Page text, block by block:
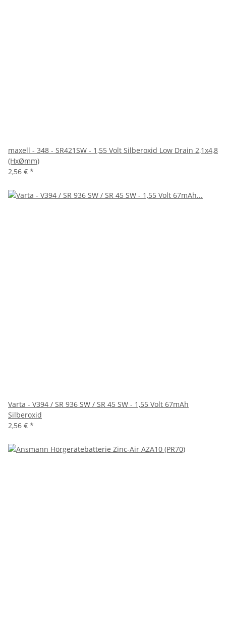
maxell - 348 - SR421SW - 1,55 Volt Silberoxid Low Drain 2,1x4,8
(HxØmm)
2,56 € *
Varta - V394 / SR 936 SW / SR 45 SW - 1,55 Volt 67mAh
Silberoxid
2,56 € *